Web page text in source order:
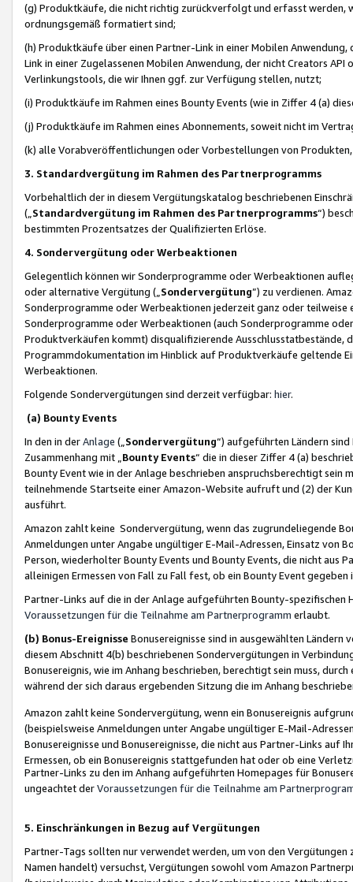
(g) Produktkäufe, die nicht richtig zurückverfolgt und erfasst werden,
ordnungsgemäß formatiert sind;
(h) Produktkäufe über einen Partner-Link in einer Mobilen
Link in einer Zugelassenen Mobilen Anwendung, der nicht Creators
Verlinkungstools, die wir Ihnen ggf. zur Verfügung stellen, nutzt;
(i) Produktkäufe im Rahmen eines Bounty Events (wie in Ziffer 4 (a)
(j) Produktkäufe im Rahmen eines Abonnements, soweit nicht im
(k) alle Vorabveröffentlichungen oder Vorbestellungen von
3. Standardvergütung im Rahmen des Partnerprogramms
Vorbehaltlich der in diesem Vergütungskatalog beschriebenen
(„ Standardvergütung im Rahmen des Partnerprogramms“)
bestimmten Prozentsatzes der Qualifizierten Erlöse.
4. Sondervergütung oder Werbeaktionen
Gelegentlich können wir Sonderprogramme oder Werbeaktionen
oder alternative Vergütung („ Sondervergütung”) zu verdienen.
Sonderprogramme oder Werbeaktionen jederzeit ganz oder
Sonderprogramme oder Werbeaktionen (auch Sonderprogramme
Produktverkäufen kommt) disqualifizierende Ausschlusstatbestände,
Programmdokumentation im Hinblick auf Produktverkäufe geltende
Werbeaktionen.
Folgende Sondervergütungen sind derzeit verfügbar: hier.
(a) Bounty Events
In den in derAnlage („ Sondervergütung“) aufgeführten Ländern
Zusammenhang mit „ Bounty Events“ die in dieser Ziffer 4 (a)
Bounty Event wie in der Anlage beschrieben anspruchsberechtigt sein
teilnehmende Startseite einer Amazon-Website aufruft und (2) der
ausführt.
Amazon zahlt keine Sondervergütung, wenn das zugrundeliegende
Anmeldungen unter Angabe ungültiger E-Mail-Adressen, Einsatz von
Person, wiederholter Bounty Events und Bounty Events, die nicht
alleinigen Ermessen von Fall zu Fall fest, ob ein Bounty Event
Partner-Links auf die in der Anlage aufgeführten Bounty-spezifischen
Voraussetzungen für die Teilnahme am Partnerprogramm erlaubt.
(b) Bonus-Ereignisse Bonusereignisse sind in ausgewählten Ländern
diesem Abschnitt 4(b) beschriebenen Sondervergütungen in
Bonusereignis, wie im Anhang beschrieben, berechtigt sein muss,
während der sich daraus ergebenden Sitzung die im Anhang
Amazon zahlt keine Sondervergütung, wenn ein Bonusereignis
(beispielsweise Anmeldungen unter Angabe ungültiger E-Mail-
Bonusereignisse und Bonusereignisse, die nicht aus Partner-Links auf
Ermessen, ob ein Bonusereignis stattgefunden hat oder ob eine
Partner-Links zu den im Anhang aufgeführten Homepages für
ungeachtet derVoraussetzungen für die Teilnahme am
5. Einschränkungen in Bezug auf Vergütungen
Partner-Tags sollten nur verwendet werden, um von den
Namen handelt) versuchst, Vergütungen sowohl vom Amazon